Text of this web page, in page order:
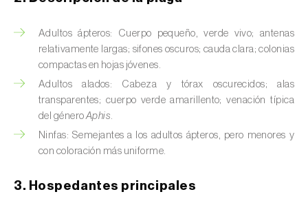
Barrenador del tallo del maíz (
Barrenador del té (Euwallacea fornicatus, E.
fornicatior, E. perbrevis e E. kuroshio
Barrenador del tomate (Neoleucinodes
elegantalis )
Barrenillo del almendro ( Scolytus amygdali
Adultos ápteros: Cuerpo pequeño, verde vivo; antenas
relativamente largas; sifones oscuros; cauda clara; colonias
compactas en hojas jóvenes.
Adultos alados: Cabeza y tórax oscurecidos; alas
transparentes; cuerpo verde amarillento; venación típica
del géneroAphis.
Ninfas: Semejantes a los adultos ápteros, pero menores y
con coloración más uniforme.
3. Hospedantes principales